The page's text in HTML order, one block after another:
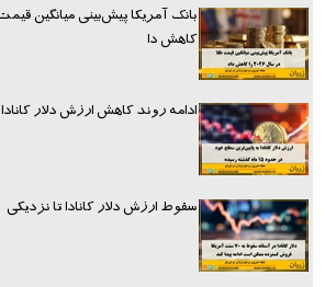
کاهش دا
ادامه روند کاهش ارزش دلار کانادا
سقوط ارزش دلار کانادا تا نزدیکی ۷۰ سنت آمریکا